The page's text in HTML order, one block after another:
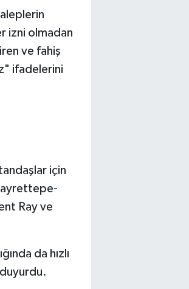
izni olmadan
ve fahiş
ifadelerini
için
Ray ve
da hızlı